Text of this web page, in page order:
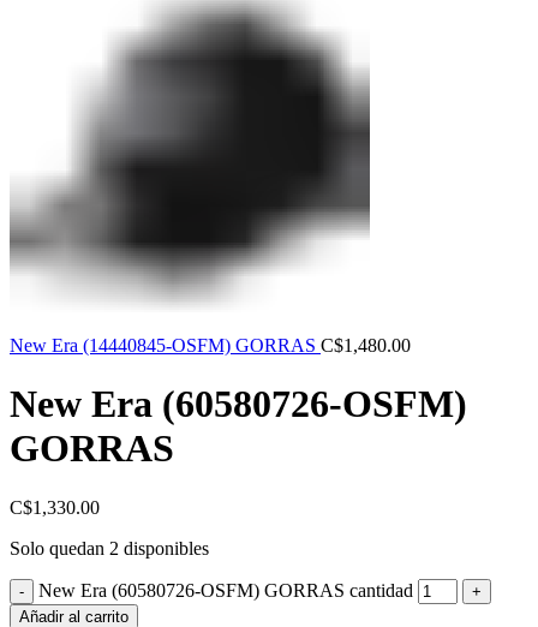
New Era (14440845-OSFM) GORRAS C$1,480.00
New Era (60580726-OSFM)
GORRAS
C$1,330.00
Solo quedan 2 disponibles
New Era (60580726-OSFM) GORRAS cantidad
Añadir al carrito